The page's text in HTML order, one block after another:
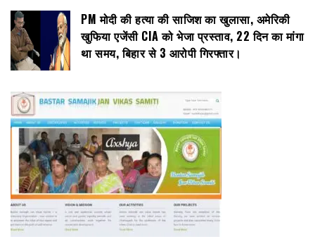
PM मोदी की हत्या की साजिश का खुलासा, अमेरिकी
खुफिया एजेंसी CIA को भेजा प्रस्ताव, 22 दिन का मांगा
था समय, बिहार से 3 आरोपी गिरफ्तार।